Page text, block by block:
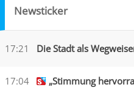
Newsticker
17:21 Die Stadt als
17:04 „Stimmung